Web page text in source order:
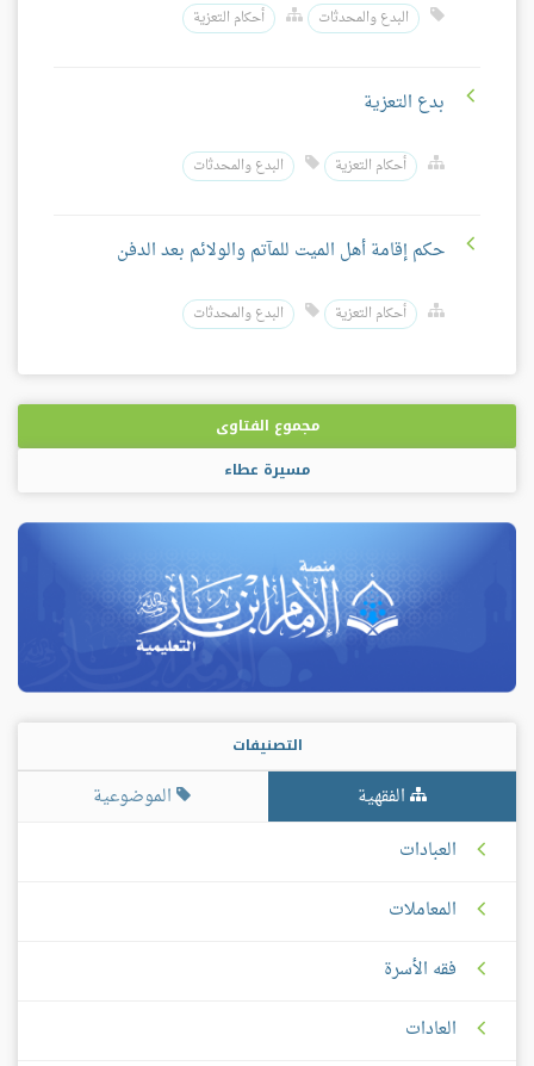
البدع والمحدثات أحكام التعزية
بدع التعزية
أحكام التعزية البدع والمحدثات
حكم إقامة أهل الميت للمآتم والولائم بعد الدفن
أحكام التعزية البدع والمحدثات
مجموع الفتاوى
مسيرة عطاء
التصنيفات
الفقهية
الموضوعية
العبادات
المعاملات
فقه الأسرة
العادات